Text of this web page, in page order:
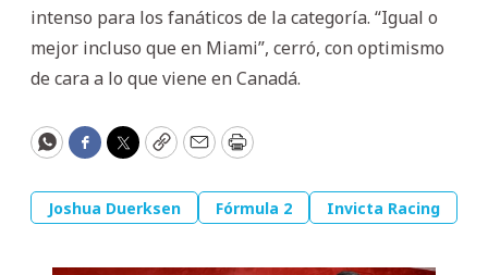
intenso para los fanáticos de la categoría. “Igual o
mejor incluso que en Miami”, cerró, con optimismo
de cara a lo que viene en Canadá.
WhatsApp
Facebook
Twitter
CopyEmailPrint
Joshua Duerksen Fórmula 2 Invicta Racing